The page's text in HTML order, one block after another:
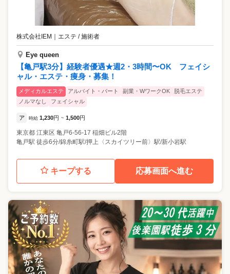
株式会社IEM ｜ エステ / 施術者
Eye queen
【亀戸駅3分】経験者優遇★週2・3時間〜OK フェイシ
ャル・エステ・痩身・募集！
メディカルエステ アルバイト・パート 副業・WワークOK
脱毛エステ
ノルマなし
フェイシャル
ア 時給 1,230円 ~ 1,500円
東京都 江東区 亀戸6-56-17 稲畑ビル2階
亀戸駅 徒歩6分/錦糸町駅/押上〈スカイツリー前〉駅/新小岩駅
キープする 応募画面へ進む